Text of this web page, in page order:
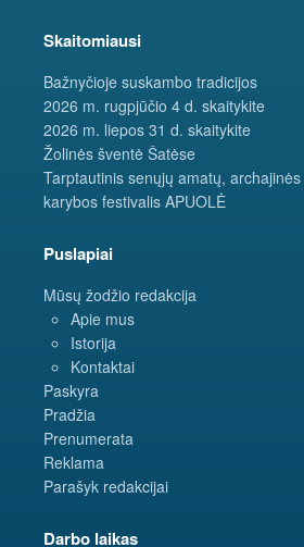
Skaitomiausi
Bažnyčioje suskambo tradicijos
2026 m. rugpjūčio 4 d. skaitykite
2026 m. liepos 31 d. skaitykite
Žolinės šventė Šatėse
Tarptautinis senųjų amatų,
karybos festivalis APUOLĖ
Puslapiai
Mūsų žodžio redakcija
Apie mus
Istorija
Kontaktai
Paskyra
Pradžia
Prenumerata
Reklama
Parašyk redakcijai
Darbo laikas